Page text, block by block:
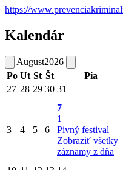
https://
Kalendár
August2026
Po Ut St Št Pia
27 28 29 30 31
3 4 5 6
7
1
Pivný festival
Zobraziť všetky
záznamy z dňa